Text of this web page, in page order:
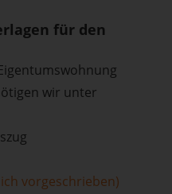
für den
wir unter
vorgeschrieben)